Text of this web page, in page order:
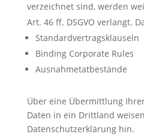
verzeichnet sind, werden
Art. 46 ff. DSGVO verlangt.
Standardvertragsklauseln
Binding Corporate Rules
Ausnahmetatbestände
Über eine Übermittlung
Daten in ein Drittland
Datenschutzerklärung hin.